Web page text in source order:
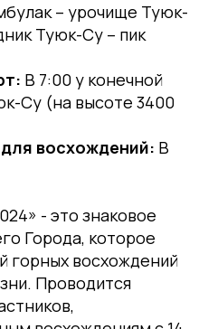
– урочище Туюк-
Туюк-Су – пик
В 7:00 у конечной
Су (на высоте 3400
восхождений: В
- это знаковое
Города, которое
горных восхождений
Проводится